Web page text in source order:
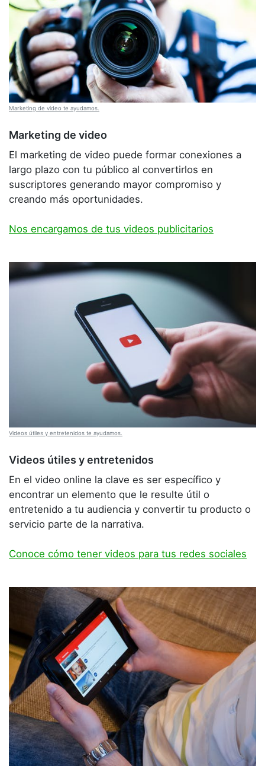
Marketing de video te ayudamos.
Marketing de video
El marketing de video puede formar conexiones a
largo plazo con tu público al convertirlos en
suscriptores generando mayor compromiso y
creando más oportunidades.
Nos encargamos de tus videos publicitarios
Videos útiles y entretenidos te ayudamos.
Videos útiles y entretenidos
En el video online la clave es ser específico y
encontrar un elemento que le resulte útil o
entretenido a tu audiencia y convertir tu producto o
servicio parte de la narrativa.
Conoce cómo tener videos para tus redes sociales